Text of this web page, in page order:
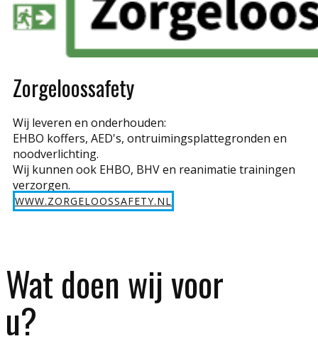
Zorgeloossafety
Wij leveren en onderhouden:
EHBO koffers, AED's, ontruimingsplattegronden en
noodverlichting.
Wij kunnen ook EHBO, BHV en reanimatie trainingen
verzorgen.
WWW.ZORGELOOSSAFETY.NL
Wat doen wij voor
u?